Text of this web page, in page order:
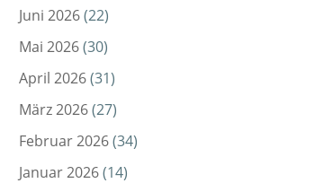
Juni 2026(22)
Mai 2026(30)
April 2026(31)
März 2026(27)
Februar 2026(34)
Januar 2026(14)